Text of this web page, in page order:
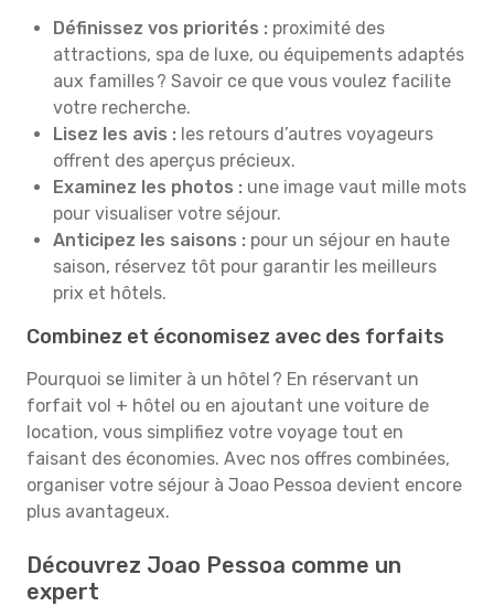
Définissez vos priorités : proximité des
attractions, spa de luxe, ou équipements adaptés
aux familles ? Savoir ce que vous voulez facilite
votre recherche.
Lisez les avis : les retours d’autres voyageurs
offrent des aperçus précieux.
Examinez les photos : une image vaut mille mots
pour visualiser votre séjour.
Anticipez les saisons : pour un séjour en haute
saison, réservez tôt pour garantir les meilleurs
prix et hôtels.
Combinez et économisez avec des forfaits
Pourquoi se limiter à un hôtel ? En réservant un
forfait vol + hôtel ou en ajoutant une voiture de
location, vous simplifiez votre voyage tout en
faisant des économies. Avec nos offres combinées,
organiser votre séjour à Joao Pessoa devient encore
plus avantageux.
Découvrez Joao Pessoa comme un
expert